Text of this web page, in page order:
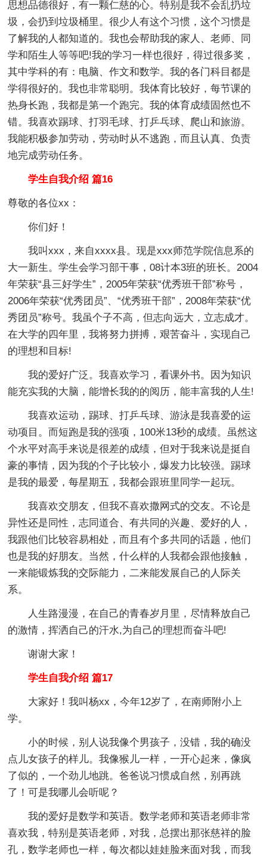
思想品德很好，有一颗仁慈的心。特别是我不会乱扔垃
圾，会扔到垃圾桶里。很少人有这个习惯，这个习惯是
了解我的人都知道的。我也会帮助我的家人、老师、同
学和陌生人等等吧!我的学习一样也很好，得过很多奖，
其中学科的有：电脑、作文和数学。我的各门科目都是
学得很好的。我也非常聪明。我体育比较好，每节课的
热身长跑，我都是第一个跑完。我的体育成绩固然也不
错。我喜欢踢球、打羽毛球、打乒乓球、爬山和旅游。
我能积极参加劳动，劳动时从不逃跑，而且认真、负责
地完成劳动任务。
学生自我介绍 篇16
尊敬的各位xx：
你们好！
我叫xxx，来自xxxx县。现是xxx师范学院信息系的
大一新生。学生会学习部干事，08计本3班的班长。2004
年荣获“县三好学生”，2005年荣获“优秀班干部”称号，
2006年荣获“优秀团员”、“优秀班干部”，2008年荣获“优
秀团员”称号。我虽个子不高，但志向远大，立志成才。
在大学的四年里，我将努力拼搏，艰苦奋斗，实现自己
的理想和目标!
我的爱好广泛。我喜欢学习，看课外书。因为知识
能充实我的大脑，能增长我的的阅历，能丰富我的人生!
我喜欢运动，踢球、打乒乓球、游泳是我喜爱的运
动项目。而短跑是我的强项，100米13秒的成绩。虽然这
个水平对高手来说是很差的成绩，但对于我来说是挺自
豪的事情，因为我的个子比较小，爆发力比较强。踢球
是我的最爱，每星期五，我都会跟班里同学一起玩。
我喜欢交朋友，但我不喜欢撒网式的交友。不论是
异性还是同性，志同道合、有共同的兴趣、爱好的人，
我跟他们比较容易相处，而且有个多共同的话题，他们
也是我的好朋友。当然，什么样的人我都会跟他接触，
一来能锻炼我的交际能力，二来能发展自己的人际关
系。
人生路漫漫，在自己的青春岁月里，尽情释放自己
的激情，挥洒自己的汗水,为自己的理想而奋斗吧!
谢谢大家！
学生自我介绍 篇17
大家好！我叫杨xx，今年12岁了，在南师附小上
学。
小的时候，别人说我像个男孩子，没错，我的确没
点儿女孩子的样儿。我像猴儿一样，一开心起来，像疯
了似的，一个劲儿地跳。爸爸说习惯成自然，别再跳
了！可是我哪儿会听呢？
我的爱好是数学和英语。数学老师和英语老师非常
喜欢我，特别是英语老师，对我，总摆出那张慈祥的脸
孔，数学老师也一样，每次都以娃娃脸来面对我，而我